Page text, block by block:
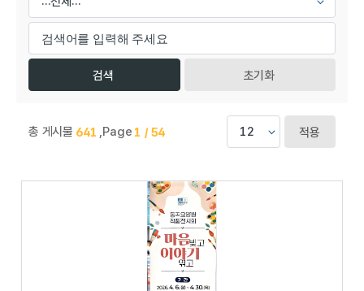
초기화
총 게시물 641 ,Page 1 / 54 적용